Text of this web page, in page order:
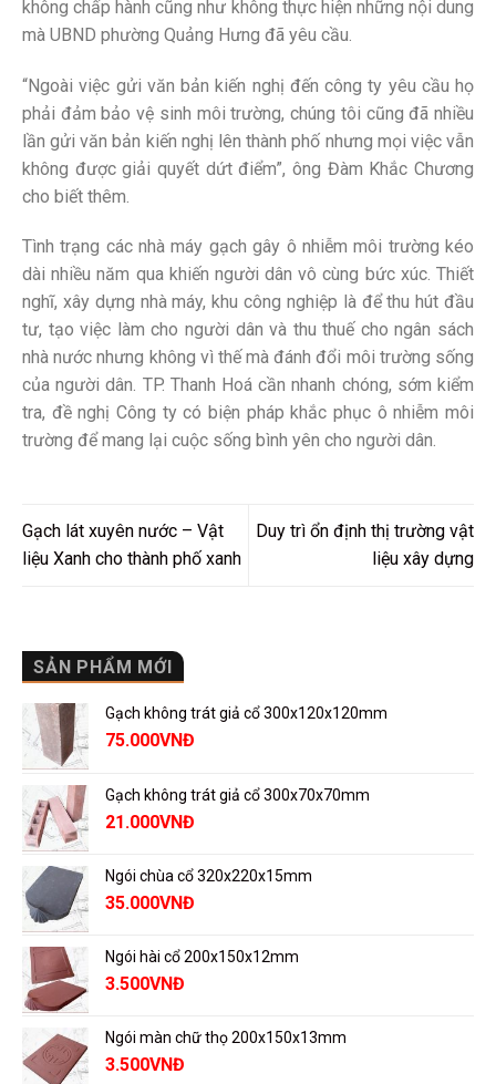
SẢN PHẨM MỚI
Gạch không trát giả cổ 300x120x120mm
75.000VNĐ
Gạch không trát giả cổ 300x70x70mm
21.000VNĐ
Ngói chùa cổ 320x220x15mm
35.000VNĐ
Ngói hài cổ 200x150x12mm
3.500VNĐ
Ngói màn chữ thọ 200x150x13mm
3.500VNĐ
không chấp hành cũng như không thực hiện những nội dung
mà UBND phường Quảng Hưng đã yêu cầu.
“Ngoài việc gửi văn bản kiến nghị đến công ty yêu cầu họ
phải đảm bảo vệ sinh môi trường, chúng tôi cũng đã nhiều
lần gửi văn bản kiến nghị lên thành phố nhưng mọi việc vẫn
không được giải quyết dứt điểm”, ông Đàm Khắc Chương
cho biết thêm.
Tình trạng các nhà máy gạch gây ô nhiễm môi trường kéo
dài nhiều năm qua khiến người dân vô cùng bức xúc. Thiết
nghĩ, xây dựng nhà máy, khu công nghiệp là để thu hút đầu
tư, tạo việc làm cho người dân và thu thuế cho ngân sách
nhà nước nhưng không vì thế mà đánh đổi môi trường sống
của người dân. TP. Thanh Hoá cần nhanh chóng, sớm kiểm
tra, đề nghị Công ty có biện pháp khắc phục ô nhiễm môi
trường để mang lại cuộc sống bình yên cho người dân.
Gạch lát xuyên nước – Vật
liệu Xanh cho thành phố xanh
Duy trì ổn định thị trường vật
liệu xây dựng